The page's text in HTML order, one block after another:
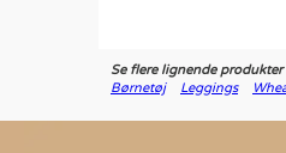
Se flere lignende produkter
Børnetøj
Leggings